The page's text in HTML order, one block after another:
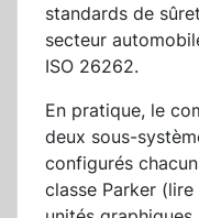
standards de
secteur
ISO 26262.
En pratique, le
deux sous-
configurés
classe Parker